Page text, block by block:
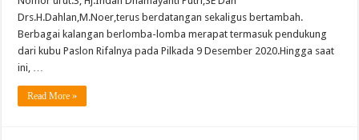
Drs.H.Dahlan,M.Noer,terus berdatangan sekaligus bertambah.
Berbagai kalangan berlomba-lomba merapat termasuk pendukung
dari kubu Paslon Rifalnya pada Pilkada 9 Desember 2020.Hingga saat
ini, …
Read More »